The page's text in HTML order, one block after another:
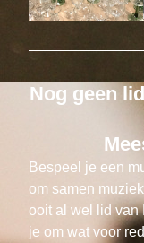
Nog geen
Bespeel je een
om samen
ooit al wel lid van
je om wat voor